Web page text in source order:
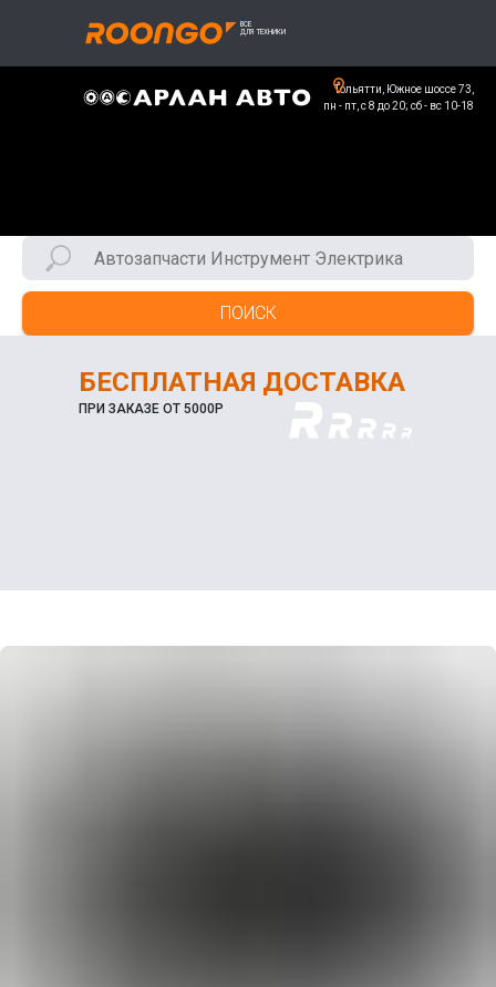
Тольятти, Южное шоссе 73,
пн - пт, с 8 до 20; сб - вс 10-18
ПОИСК
БЕСПЛАТНАЯ ДОСТАВКА
ПРИ ЗАКАЗЕ ОТ 5000Р